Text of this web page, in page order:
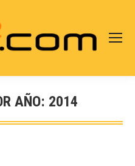
AÑO: 2014
aquí: